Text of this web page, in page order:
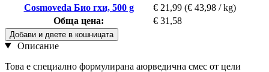
Cosmoveda Био гхи, 500 g
€ 21,99 (€ 43,98 / kg)
Обща цена:
€ 31,58
Добави и двете в кошницата
Описание
Това е специално формулирана аюрведична смес от цели